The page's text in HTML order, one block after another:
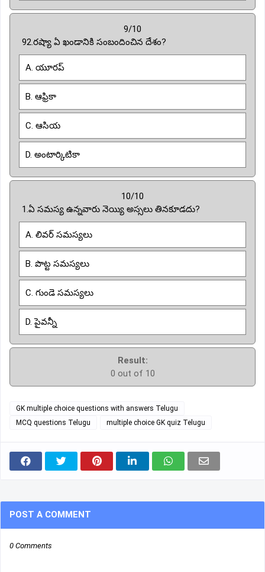
9/10
92.రష్యా ఏ ఖండానికి సంబందించిన దేశం?
A. యూరప్
B. ఆఫ్రికా
C. ఆసియ
D. అంటార్కిటికా
10/10
1.ఏ సమస్య ఉన్నవారు నెయ్యి అస్సలు తినకూడదు?
A. లివర్ సమస్యలు
B. పొట్ట సమస్యలు
C. గుండె సమస్యలు
D. పైవన్నీ
Result:
0 out of 10
GK multiple choice questions with answers Telugu
MCQ questions Telugu
multiple choice GK quiz Telugu
POST A COMMENT
0 Comments